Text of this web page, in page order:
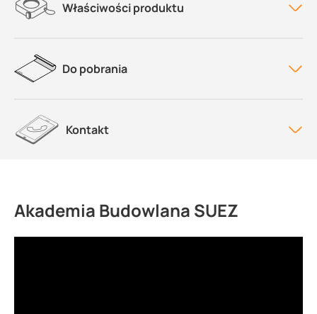
Właściwości produktu
Do pobrania
Kontakt
Akademia Budowlana SUEZ